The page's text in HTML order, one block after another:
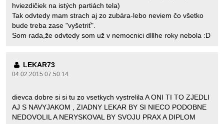
hviezdičiek na istých partiách tela)
Tak odvtedy mam strach aj zo zubára-lebo neviem čo všetko
bude treba zase "vyšetriť".
Som rada,že odvtedy som už v nemocnici dlllhe roky nebola :D
LEKAR73
04.02.2015 07:50:14
dievca dobre si si tu zo vsetkych vystrelila A ONI TI TO ZJEDLI
AJ S NAVYJAKOM , ZIADNY LEKAR BY SI NIECO PODOBNE
NEDOVOLIL A NERYSKOVAL BY SVOJU PRAX A DIPLOM